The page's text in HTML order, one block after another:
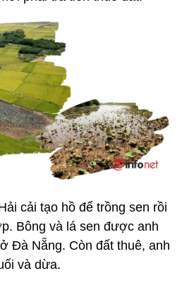
cải tạo hồ để trồng sen rồi
Bông và lá sen được anh
Đà Nẵng. Còn đất thuê, anh
và dừa.